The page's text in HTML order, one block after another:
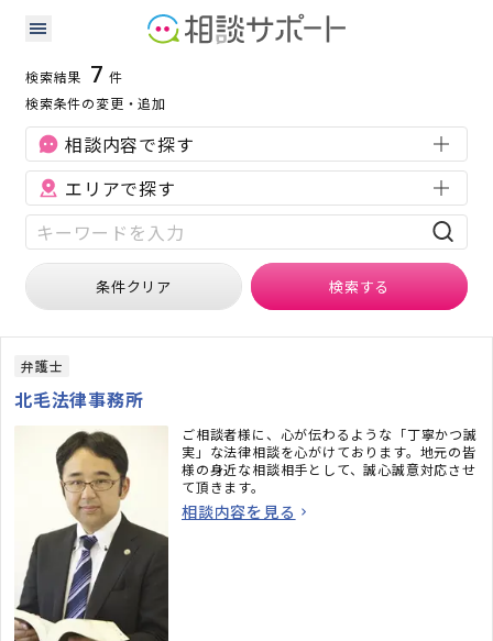
群馬県の労働問題に強い専門家の検索結果
労働問題
検索結果 7 件
検索条件の変更・追加
相談内容で探す
エリアで探す
条件クリア 検索する
弁護士
北毛法律事務所
ご相談者様に、心が伝わるような「丁寧かつ誠
実」な法律相談を心がけております。地元の皆
様の身近な相談相手として、誠心誠意対応させ
て頂きます。
相談内容を見る